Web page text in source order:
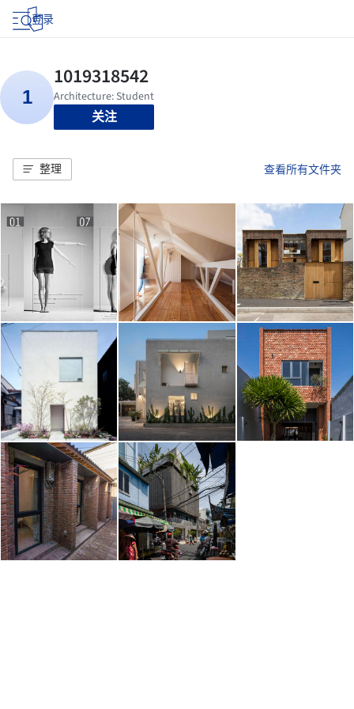
登录
关注
整理 查看所有文件夹